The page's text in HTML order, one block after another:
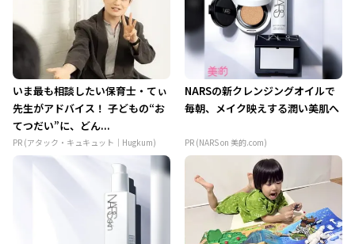
いま最も相談したい保育士・てぃ
先生がアドバイス！ 子どもの“お
てつだい”に、どん...
PR (アタック・キュキュット｜Hugkum)
NARSの新クレンジングオイルで
毎朝、メイク映えする潤い美肌へ
PR (NARS on 美的.com)